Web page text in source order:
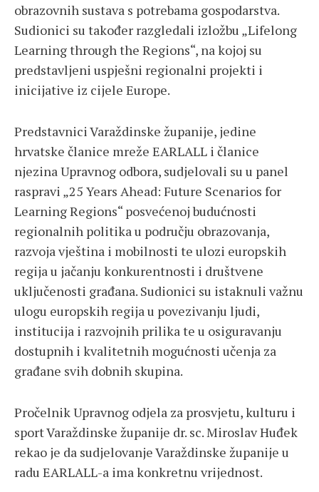
obrazovnih sustava s potrebama gospodarstva.
Sudionici su također razgledali izložbu „Lifelong
Learning through the Regions“, na kojoj su
predstavljeni uspješni regionalni projekti i
inicijative iz cijele Europe.
Predstavnici Varaždinske županije, jedine
hrvatske članice mreže EARLALL i članice
njezina Upravnog odbora, sudjelovali su u panel
raspravi „25 Years Ahead: Future Scenarios for
Learning Regions“ posvećenoj budućnosti
regionalnih politika u području obrazovanja,
razvoja vještina i mobilnosti te ulozi europskih
regija u jačanju konkurentnosti i društvene
uključenosti građana. Sudionici su istaknuli važnu
ulogu europskih regija u povezivanju ljudi,
institucija i razvojnih prilika te u osiguravanju
dostupnih i kvalitetnih mogućnosti učenja za
građane svih dobnih skupina.
Pročelnik Upravnog odjela za prosvjetu, kulturu i
sport Varaždinske županije dr. sc. Miroslav Huđek
rekao je da sudjelovanje Varaždinske županije u
radu EARLALL-a ima konkretnu vrijednost.